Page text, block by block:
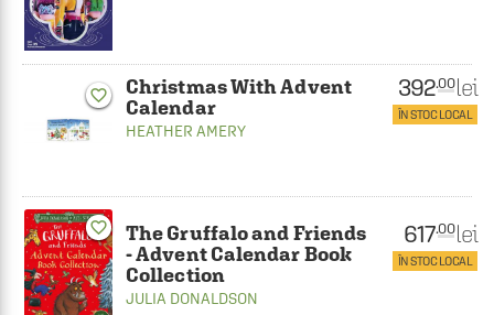
favorite_border
Christmas With Advent
Calendar
HEATHER AMERY
392.00 lei
ÎN STOC LOCAL
favorite_border
The Gruffalo and Friends
- Advent Calendar Book
Collection
JULIA DONALDSON
617.00 lei
ÎN STOC LOCAL